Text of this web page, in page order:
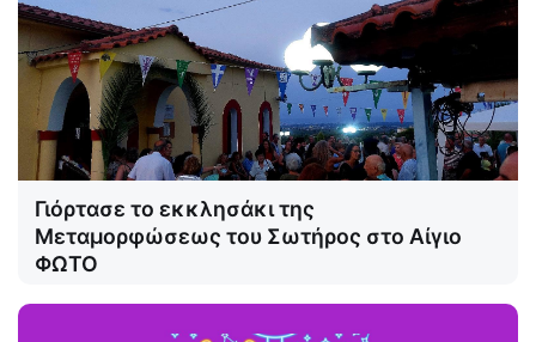
Γιόρτασε το εκκλησάκι της
Μεταμορφώσεως του Σωτήρος στο Αίγιο
ΦΩΤΟ